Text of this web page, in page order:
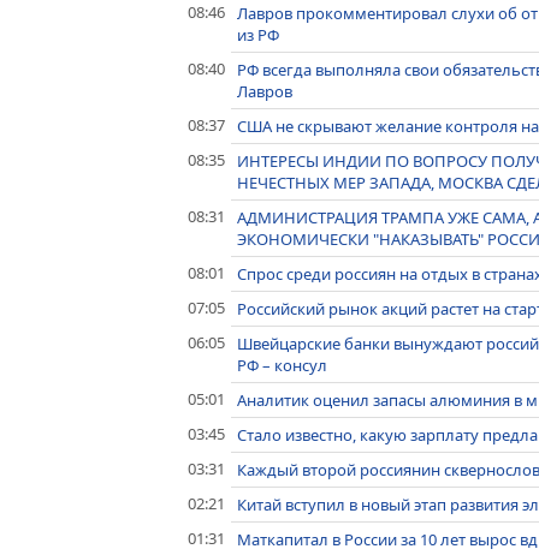
08:46 Лавров прокомментировал слухи об
из РФ
08:40
РФ всегда выполняла свои
Лавров
08:37 США не скрывают желание контроля
08:35
ИНТЕРЕСЫ ИНДИИ ПО ВОПРОСУ
НЕЧЕСТНЫХ МЕР ЗАПАДА, МОСКВА
08:31
АДМИНИСТРАЦИЯ ТРАМПА УЖЕ САМА,
ЭКОНОМИЧЕСКИ "НАКАЗЫВАТЬ"
08:01
Спрос среди россиян на отдых в
07:05
Российский рынок акций растет на
06:05
Швейцарские банки вынуждают
РФ – консул
05:01
Аналитик оценил запасы алюминия в
03:45 Стало известно, какую зарплату
03:31
Каждый второй россиянин
02:21
Китай вступил в новый этап развития
01:31
Маткапитал в России за 10 лет вырос